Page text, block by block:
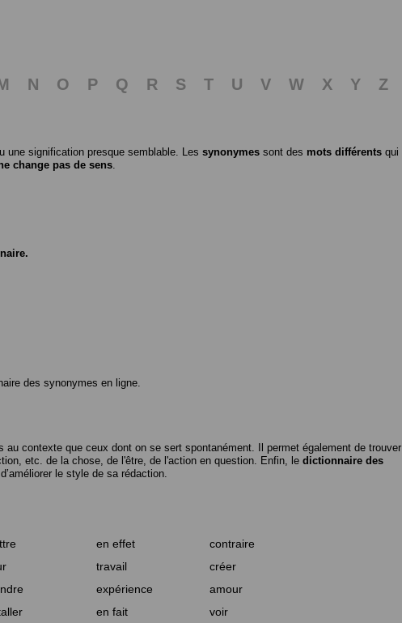
N O P Q R S T U V W X Y
Z
une signification presque semblable. Les synonymes sont des mots différents qui
change pas de sens
des synonymes en ligne.
au contexte que ceux dont on se sert spontanément. Il permet également de trouver
etc. de la chose, de l'être, de l'action en question. Enfin, le dictionnaire des
le style de sa rédaction.
en effet
contraire
travail
créer
expérience
amour
en fait voir